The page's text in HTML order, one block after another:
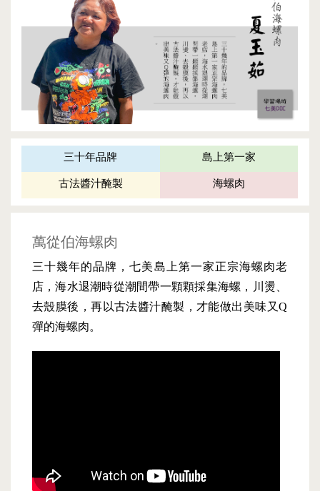
三十年品牌 島上第一家
古法醬汁醃製 海螺肉
萬從伯海螺肉
三十幾年的品牌，七美島上第一家正宗海螺肉老
店，海水退潮時從潮間帶一顆顆採集海螺，川燙、
去殼膜後，再以古法醬汁醃製，才能做出美味又Q
彈的海螺肉。